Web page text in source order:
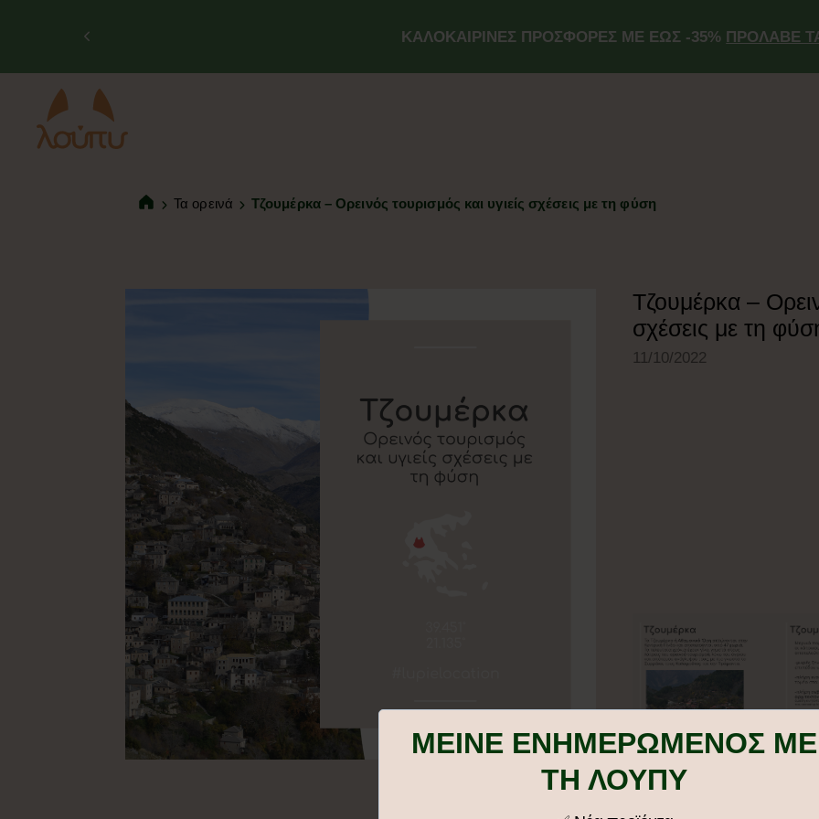
ΚΑΛΟΚΑΙΡΙΝΕΣ ΠΡΟΣΦΟΡΕΣ ΜΕ ΕΩΣ -35% ΠΡΟΛΑΒΕ
Τα ορεινά Τζουμέρκα – Ορεινός τουρισμός και υγιείς σχέσεις με τη φύση
Τζουμέρκα –
σχέσεις με τη
11/10/2022
ΜΕΙΝΕ ΕΝΗΜΕΡΩΜΕΝΟΣ ΜΕ
ΤΗ ΛΟΥΠΥ